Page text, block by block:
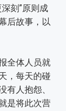
刻”原则成
后故事，以
全体人员就
，每天的碰
有人抱怨、
是将此次营